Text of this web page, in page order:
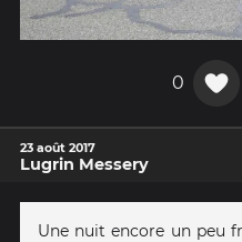
0
23 août 2017
Lugrin Messery
Une nuit encore un peu